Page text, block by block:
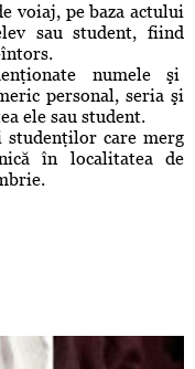
voiaj, pe baza actului
sau student, fiind
numele şi
personal, seria şi
ele sau student.
care merg
în localitatea de